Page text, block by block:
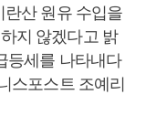
란산 원유 수입을
지 않겠다고 밝
등세를 나타내다
스포스트 조예리